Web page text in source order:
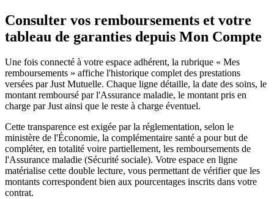
Consulter vos remboursements et votre
tableau de garanties depuis Mon Compte
Une fois connecté à votre espace adhérent, la rubrique « Mes
remboursements » affiche l'historique complet des prestations
versées par Just Mutuelle. Chaque ligne détaille, la date des soins, le
montant remboursé par l'Assurance maladie, le montant pris en
charge par Just ainsi que le reste à charge éventuel.
Cette transparence est exigée par la réglementation, selon le
ministère de l'Économie, la complémentaire santé a pour but de
compléter, en totalité voire partiellement, les remboursements de
l'Assurance maladie (Sécurité sociale). Votre espace en ligne
matérialise cette double lecture, vous permettant de vérifier que les
montants correspondent bien aux pourcentages inscrits dans votre
contrat.